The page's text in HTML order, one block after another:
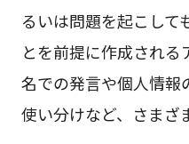
るいは問題を起こして
とを前提に作成される
名での発言や個人情報
使い分けなど、さまざ